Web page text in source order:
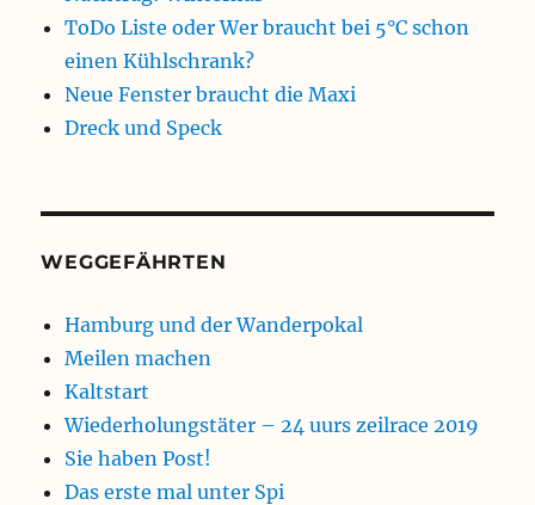
ToDo Liste oder Wer braucht bei 5°C schon
einen Kühlschrank?
Neue Fenster braucht die Maxi
Dreck und Speck
WEGGEFÄHRTEN
Hamburg und der Wanderpokal
Meilen machen
Kaltstart
Wiederholungstäter – 24 uurs zeilrace 2019
Sie haben Post!
Das erste mal unter Spi